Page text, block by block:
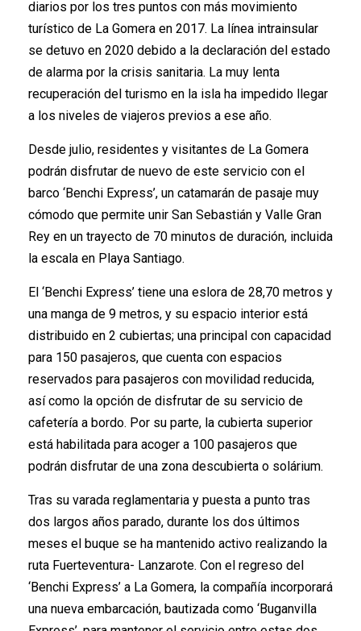
diarios por los tres puntos con más movimiento
turístico de La Gomera en 2017. La línea intrainsular
se detuvo en 2020 debido a la declaración del estado
de alarma por la crisis sanitaria. La muy lenta
recuperación del turismo en la isla ha impedido llegar
a los niveles de viajeros previos a ese año.
Desde julio, residentes y visitantes de La Gomera
podrán disfrutar de nuevo de este servicio con el
barco ‘Benchi Express’, un catamarán de pasaje muy
cómodo que permite unir San Sebastián y Valle Gran
Rey en un trayecto de 70 minutos de duración, incluida
la escala en Playa Santiago.
El ‘Benchi Express’ tiene una eslora de 28,70 metros y
una manga de 9 metros, y su espacio interior está
distribuido en 2 cubiertas; una principal con capacidad
para 150 pasajeros, que cuenta con espacios
reservados para pasajeros con movilidad reducida,
así como la opción de disfrutar de su servicio de
cafetería a bordo. Por su parte, la cubierta superior
está habilitada para acoger a 100 pasajeros que
podrán disfrutar de una zona descubierta o solárium.
Tras su varada reglamentaria y puesta a punto tras
dos largos años parado, durante los dos últimos
meses el buque se ha mantenido activo realizando la
ruta Fuerteventura- Lanzarote. Con el regreso del
‘Benchi Express’ a La Gomera, la compañía incorporará
una nueva embarcación, bautizada como ‘Buganvilla